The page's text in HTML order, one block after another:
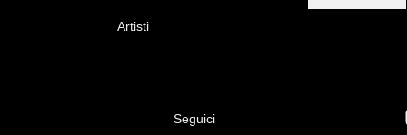
Artisti
Seguici